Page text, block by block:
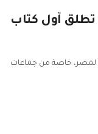
تُطلق أول كتاب
لمصر، خاصة من جماعات